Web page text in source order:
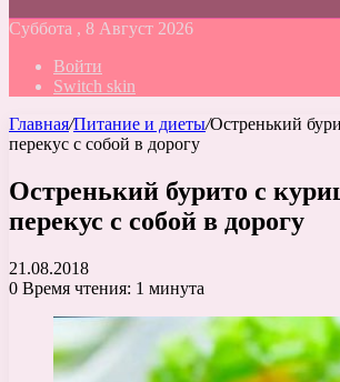
Суббота , 8 Август 2026
Войти
Switch skin
Главная/Питание и диеты/Остренький
перекус с собой в дорогу
Остренький бурито с
перекус с собой в дорогу
21.08.2018
0 Время чтения: 1 минута